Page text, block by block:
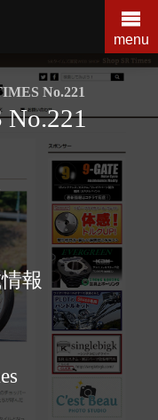
menu
No.221
No.221
報